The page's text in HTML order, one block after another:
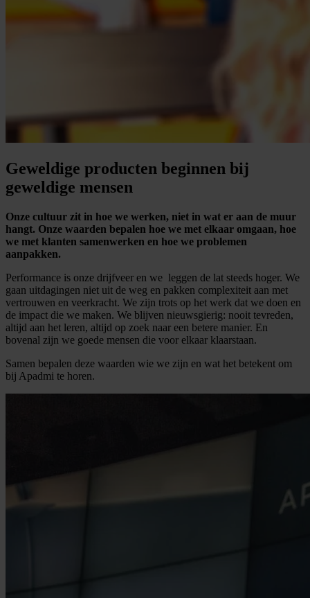
Geweldige producten beginnen bij
geweldige mensen
Onze cultuur zit in hoe we werken, niet in wat er aan de muur
hangt. Onze waarden bepalen hoe we met elkaar omgaan, hoe
we met klanten samenwerken en hoe we problemen
aanpakken.
Performance is onze drijfveer en we leggen de lat steeds hoger. We
gaan uitdagingen niet uit de weg en pakken complexiteit aan met
vertrouwen en veerkracht. We zijn trots op het werk dat we doen en
de impact die we maken. We blijven nieuwsgierig: nooit tevreden,
altijd aan het leren, altijd op zoek naar een betere manier. En
bovenal zijn we goede mensen die voor elkaar klaarstaan.
Samen bepalen deze waarden wie we zijn en wat het betekent om
bij Apadmi te horen.